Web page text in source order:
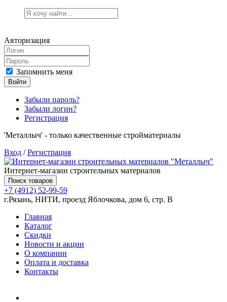
Авторизация
Запомнить меня
Войти
Забыли пароль?
Забыли логин?
Регистрация
'Металлыч' - только качественные стройматериалы
Вход /Регистрация
Интернет-магазин строительных материалов
Поиск товаров
+7 (4912) 52-99-59
г.Рязань, НИТИ, проезд Яблочкова, дом 6, стр. В
Главная
Каталог
Скидки
Новости и акции
О компании
Оплата и доставка
Контакты